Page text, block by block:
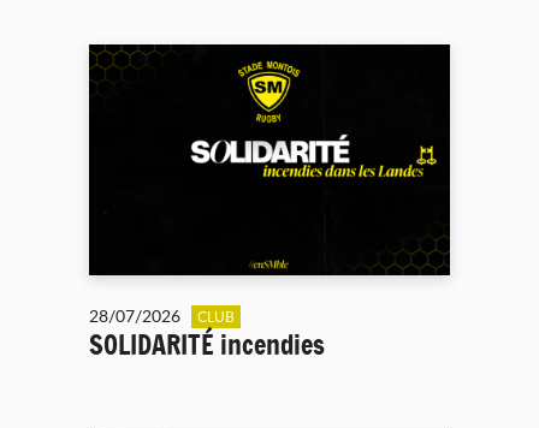
28/07/2026 CLUB
SOLIDARITÉ incendies